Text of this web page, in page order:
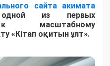
сайта акимата
из первых
к масштабному
«Кітап оқитын ұлт».